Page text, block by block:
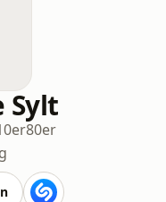
Sylt
80er